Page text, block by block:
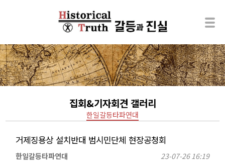
집회&기자회견 갤러리
한일갈등타파연대
거제징용상 설치반대 범시민단체 현장공청회
한일갈등타파연대 23-07-26 16:19